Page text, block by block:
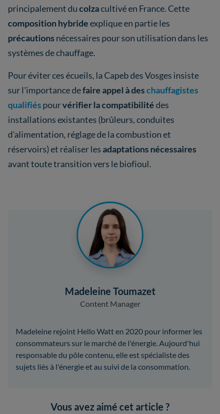
principalement ducolzacultivé en France. Cette
composition hybrideexplique en partie les
précautions nécessaires pour son utilisation dans les
systèmes de chauffage.
Pour éviter ces écueils, la Capeb des Vosges insiste
sur l'importance defaire appel à deschauffagistes
qualifiés pourvérifier la compatibilitédes
installations existantes (brûleurs, conduites
d'alimentation, réglage de la combustion et
réservoirs) et réaliser lesadaptations nécessaires
avant toute transition vers le biofioul.
Madeleine Toumazet
Content Manager
Madeleine rejoint Hello Watt en 2020 pour informer les
consommateurs sur le marché de l'énergie. Aujourd'hui
responsable du pôle contenu, elle est spécialiste des
sujets liés à l'énergie et au suivi de la consommation.
Vous avez aimé cet article ?